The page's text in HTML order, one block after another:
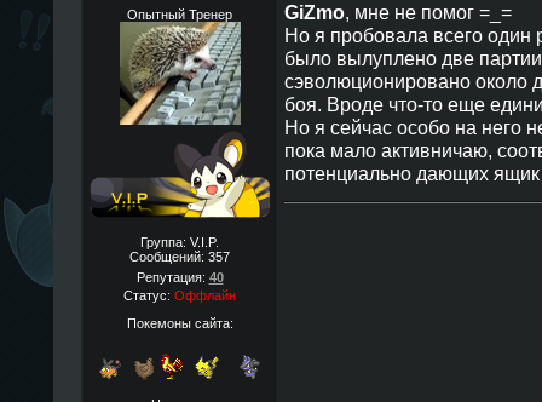
Опытный Тренер
Группа: V.I.P.
Сообщений: 357
Репутация: 40
Статус: Оффлайн
Покемоны сайта:
GiZmo, мне не помог =_=
Но я пробовала всего один
было вылуплено две
сэволюционировано около
боя. Вроде что-то еще
Но я сейчас особо на него
пока мало активничаю,
потенциально дающих ящик